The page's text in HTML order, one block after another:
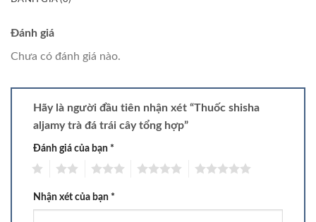
Đánh giá
Chưa có đánh giá nào.
Hãy là người đầu tiên nhận xét “Thuốc shisha
aljamy trà đá trái cây tổng hợp”
Đánh giá của bạn *
Nhận xét của bạn *